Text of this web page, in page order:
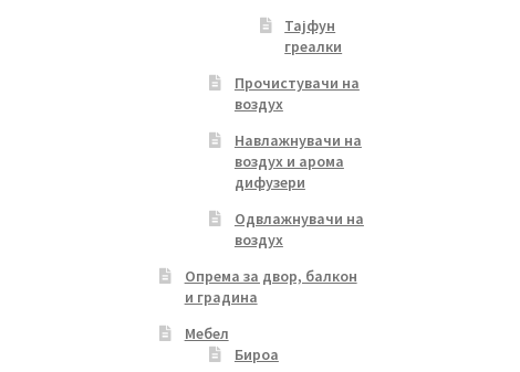
Тајфун
греалки
Прочистувачи на
воздух
Навлажнувачи на
воздух и арома
дифузери
Одвлажнувачи на
воздух
Опрема за двор, балкон
и градина
Мебел
Бироа